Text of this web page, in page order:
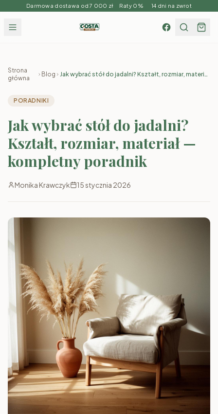
Darmowa dostawa od 7 000 zł Raty 0% 14 dni na zwrot
Strona
główna
Blog
Jak wybrać stół do jadalni? Kształt, rozmiar, materiał
PORADNIKI
Jak wybrać stół do jadalni?
Kształt, rozmiar, materiał —
kompletny poradnik
Monika Krawczyk 15 stycznia 2026